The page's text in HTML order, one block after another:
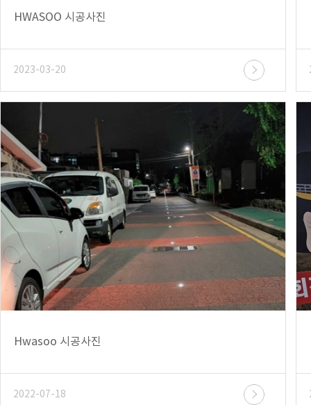
HWASOO 시공사진
2023-03-20
Hwasoo 시공사진
2022-07-18